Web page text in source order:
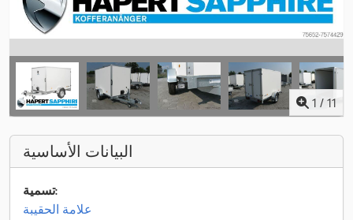
1 / 11
البيانات الأساسية
تسمية:
علامة الحقيبة